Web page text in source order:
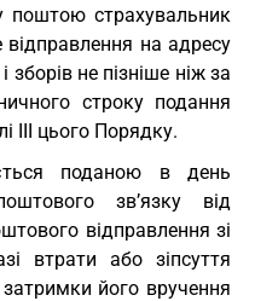
поштою страхувальник
відправлення на адресу
зборів не пізніше ніж за
строку подання
ІІІ цього Порядку.
поданою в день
зв’язку від
відправлення зі
втрати або зіпсуття
його вручення